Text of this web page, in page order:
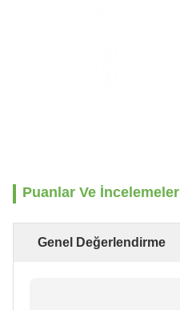
Puanlar Ve İncelemeler
Genel Değerlendirme